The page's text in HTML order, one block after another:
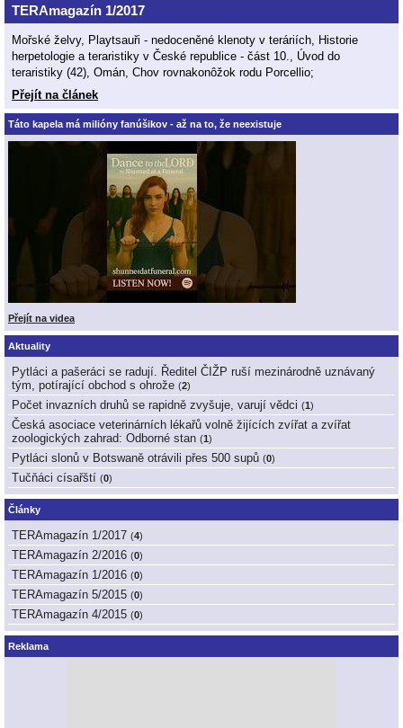
TERAmagazín 1/2017
Mořské želvy, Playtsauři - nedoceněné klenoty v teráriích, Historie
herpetologie a teraristiky v České republice - část 10., Úvod do
teraristiky (42), Omán, Chov rovnakonôžok rodu Porcellio;
Přejít na článek
Táto kapela má milióny fanúšikov - až na to, že neexistuje
Přejít na videa
Aktuality
Pytláci a pašeráci se radují. Ředitel ČIŽP ruší mezinárodně uznávaný
tým, potírající obchod s ohrože (2)
Počet invazních druhů se rapidně zvyšuje, varují vědci (1)
Česká asociace veterinárních lékařů volně žijících zvířat a zvířat
zoologických zahrad: Odborné stan (1)
Pytláci slonů v Botswaně otrávili přes 500 supů (0)
Tučňáci císařští (0)
Články
TERAmagazín 1/2017 (4)
TERAmagazín 2/2016 (0)
TERAmagazín 1/2016 (0)
TERAmagazín 5/2015 (0)
TERAmagazín 4/2015 (0)
Reklama